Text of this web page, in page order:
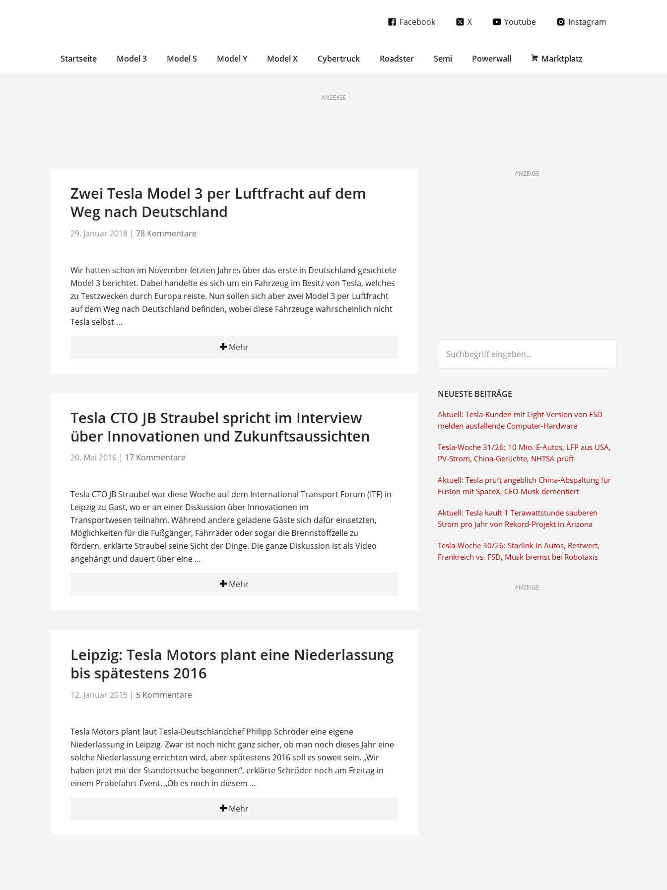
Facebook X Youtube Instagram
Startseite Model 3 Model S Model Y Model X Cybertruck Roadster Semi Powerwall Marktplatz
ANZEIGE
Zwei Tesla Model 3 per Luftfracht auf dem
Weg nach Deutschland
29. Januar 2018 | 78 Kommentare
Wir hatten schon im November letzten Jahres über das erste in Deutschland gesichtete
Model 3 berichtet. Dabei handelte es sich um ein Fahrzeug im Besitz von Tesla, welches
zu Testzwecken durch Europa reiste. Nun sollen sich aber zwei Model 3 per Luftfracht
auf dem Weg nach Deutschland befinden, wobei diese Fahrzeuge wahrscheinlich nicht
Tesla selbst …
Mehr
Tesla CTO JB Straubel spricht im Interview
über Innovationen und Zukunftsaussichten
20. Mai 2016 | 17 Kommentare
Tesla CTO JB Straubel war diese Woche auf dem International Transport Forum (ITF) in
Leipzig zu Gast, wo er an einer Diskussion über Innovationen im
Transportwesen teilnahm. Während andere geladene Gäste sich dafür einsetzten,
Möglichkeiten für die Fußgänger, Fahrräder oder sogar die Brennstoffzelle zu
fördern, erklärte Straubel seine Sicht der Dinge. Die ganze Diskussion ist als Video
angehängt und dauert über eine …
Mehr
Leipzig: Tesla Motors plant eine Niederlassung
bis spätestens 2016
12. Januar 2015 | 5 Kommentare
Tesla Motors plant laut Tesla-Deutschlandchef Philipp Schröder eine eigene
Niederlassung in Leipzig. Zwar ist noch nicht ganz sicher, ob man noch dieses Jahr eine
solche Niederlassung errichten wird, aber spätestens 2016 soll es soweit sein. „Wir
haben jetzt mit der Standortsuche begonnen“, erklärte Schröder noch am Freitag in
einem Probefahrt-Event. „Ob es noch in diesem …
Mehr
ANZEIGE
eingeben...
NEUESTE BEITRÄGE
Aktuell: Tesla-Kunden mit Light-Version von FSD
melden ausfallende Computer-Hardware
Tesla-Woche 31/26: 10 Mio. E-Autos, LFP aus USA,
PV-Strom, China-Gerüchte, NHTSA prüft
Aktuell: Tesla prüft angeblich China-Abspaltung für
Fusion mit SpaceX, CEO Musk dementiert
Aktuell: Tesla kauft 1 Terawattstunde sauberen
Strom pro Jahr von Rekord-Projekt in Arizona
Tesla-Woche 30/26: Starlink in Autos, Restwert,
Frankreich vs. FSD, Musk bremst bei Robotaxis
ANZEIGE